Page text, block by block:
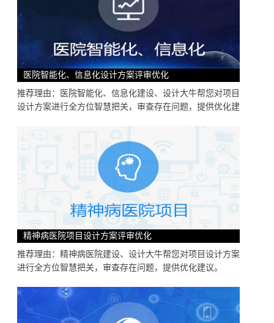
医院智能化、信息化设计方案评审优化
推荐理由：医院智能化、信息化建设、设计大牛帮您对项目
设计方案进行全方位智慧把关，审查存在问题，提供优化建
精神病医院项目设计方案评审优化
推荐理由：精神病医院建设、设计大牛帮您对项目设计方案
进行全方位智慧把关，审查存在问题，提供优化建议。